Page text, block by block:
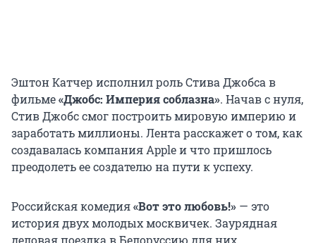
Эштон Катчер исполнил роль Стива Джобса в
фильме«Джобс: Империя соблазна». Начав с нуля,
Стив Джобс смог построить мировую империю и
заработать миллионы. Лента расскажет о том, как
создавалась компания Apple и что пришлось
преодолеть ее создателю на пути к успеху.
Российская комедия«Вот это любовь!» — это
история двух молодых москвичек. Заурядная
деловая поездка в Белоруссию для них